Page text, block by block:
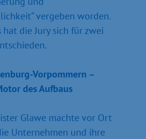
vergeben worden.
die Jury sich für zwei
Vorpommern –
des Aufbaus
Glawe machte vor Ort
Unternehmen und ihre